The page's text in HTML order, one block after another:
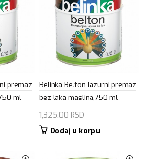
premaz
ml
Belinka Belton lazurni premaz
bez laka maslina,750 ml
1,325.00 RSD
Dodaj u korpu